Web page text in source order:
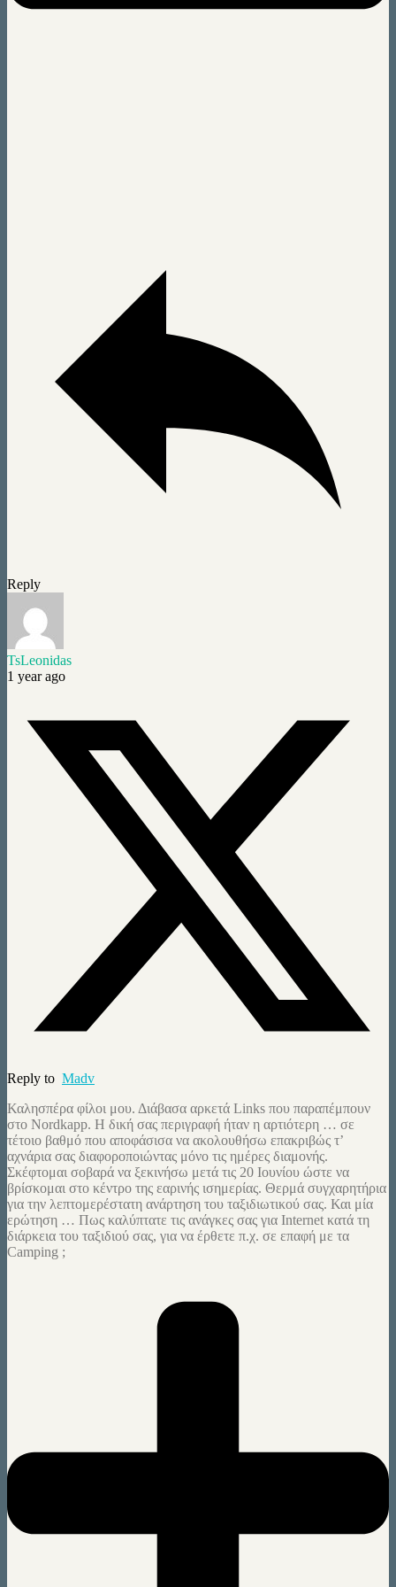
Reply
TsLeonidas
1 year ago
Reply to Madv
Καλησπέρα φίλοι μου. Διάβασα αρκετά Links που παραπέμπουν
στο Nordkapp. Η δική σας περιγραφή ήταν η αρτιότερη … σε
τέτοιο βαθμό που αποφάσισα να ακολουθήσω επακριβώς τ’
αχνάρια σας διαφοροποιώντας μόνο τις ημέρες διαμονής.
Σκέφτομαι σοβαρά να ξεκινήσω μετά τις 20 Ιουνίου ώστε να
βρίσκομαι στο κέντρο της εαρινής ισημερίας. Θερμά συγχαρητήρια
για την λεπτομερέστατη ανάρτηση του ταξιδιωτικού σας. Και μία
ερώτηση … Πως καλύπτατε τις ανάγκες σας για Internet κατά τη
διάρκεια του ταξιδιού σας, για να έρθετε π.χ. σε επαφή με τα
Camping ;